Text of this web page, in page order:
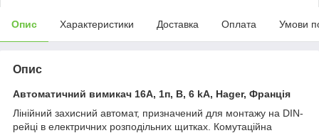
Опис Характеристики Доставка Оплата Умови
Опис
Автоматичний вимикач 16А, 1п, B, 6 kA, Hager, Франція
Лінійний захисний автомат, призначений для монтажу на DIN-
рейці в електричних розподільних щитках. Комутаційна